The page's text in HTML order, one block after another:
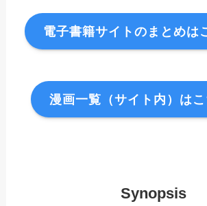
電子書籍サイトのまとめは
漫画一覧（サイト内）は
Synopsis